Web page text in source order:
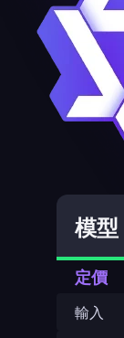
模型
定價
輸入